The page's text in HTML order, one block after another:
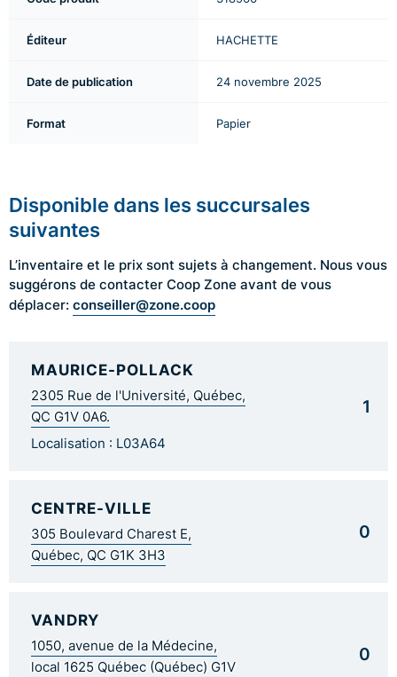
Éditeur HACHETTE
Date de publication 24 novembre 2025
Format Papier
Disponible dans les succursales
suivantes
L’inventaire et le prix sont sujets à changement. Nous vous
suggérons de contacter Coop Zone avant de vous
déplacer: conseiller@zone.coop
MAURICE-POLLACK
2305 Rue de l'Université, Québec,
QC G1V 0A6.
Localisation : L03A64
1
CENTRE-VILLE
305 Boulevard Charest E,
Québec, QC G1K 3H3
0
VANDRY
1050, avenue de la Médecine,
local 1625 Québec (Québec) G1V
0